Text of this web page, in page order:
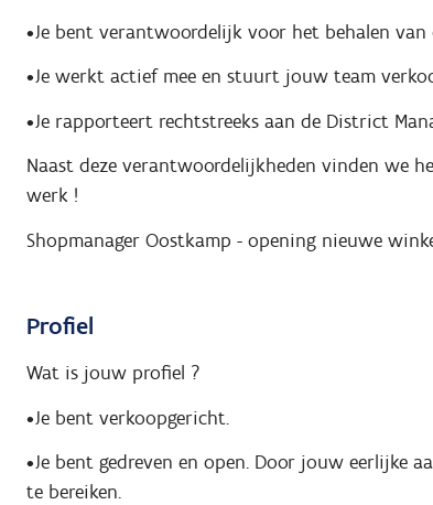
•Je bent verantwoordelijk voor het behalen van
•Je werkt actief mee en stuurt jouw team
•Je rapporteert rechtstreeks aan de District
Naast deze verantwoordelijkheden vinden we
werk !
Shopmanager Oostkamp - opening nieuwe
Profiel
Wat is jouw profiel ?
•Je bent verkoopgericht.
•Je bent gedreven en open. Door jouw eerlijke
te bereiken.